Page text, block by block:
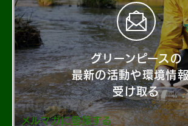
グリーンピースの
最新の活動や環境情
受け取る
メルマガに登録する